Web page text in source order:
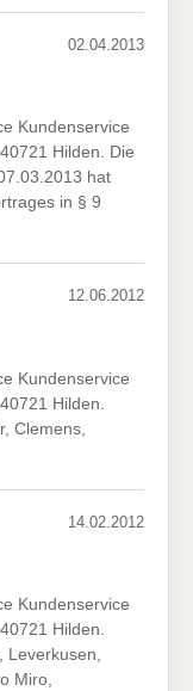
02.04.2013
Kundenservice
Hilden. Die
hat
in § 9
12.06.2012
Kundenservice
Hilden.
Clemens,
14.02.2012
Kundenservice
Hilden.
Leverkusen,
Miro,